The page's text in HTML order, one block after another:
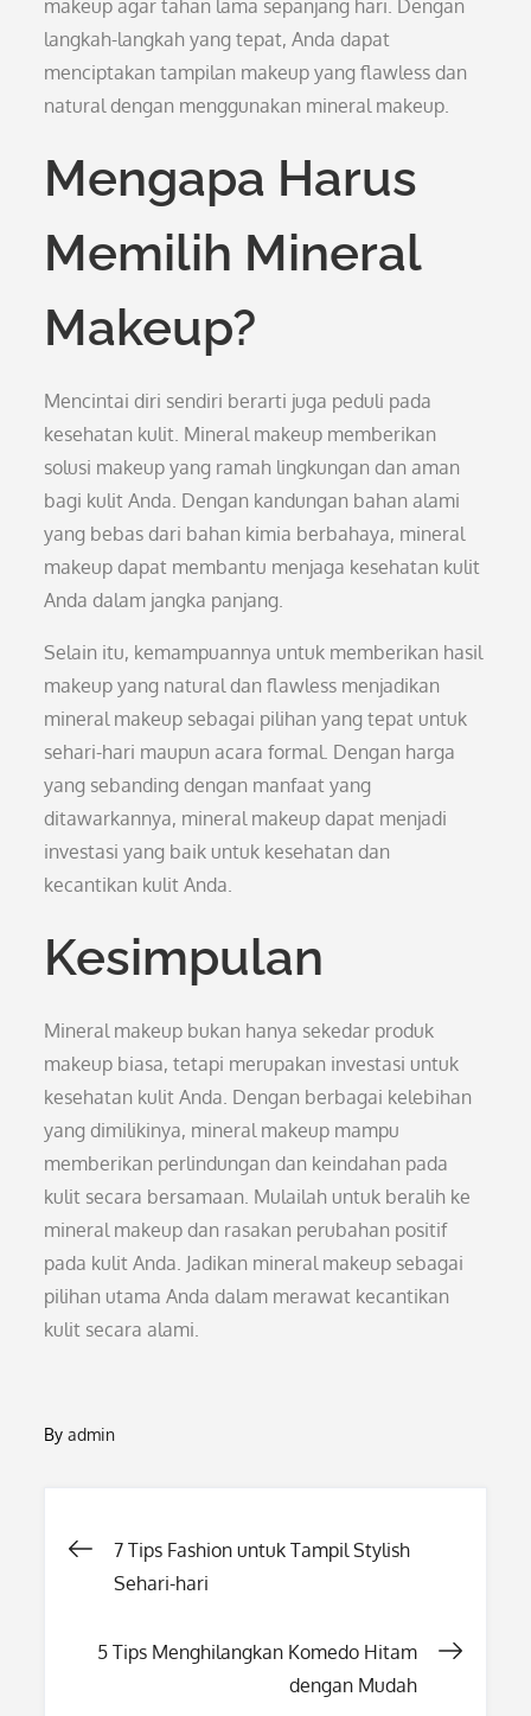
makeup agar tahan lama sepanjang hari. Dengan
langkah-langkah yang tepat, Anda dapat
menciptakan tampilan makeup yang flawless dan
natural dengan menggunakan mineral makeup.
Mengapa Harus
Memilih Mineral
Makeup?
Mencintai diri sendiri berarti juga peduli pada
kesehatan kulit. Mineral makeup memberikan
solusi makeup yang ramah lingkungan dan aman
bagi kulit Anda. Dengan kandungan bahan alami
yang bebas dari bahan kimia berbahaya, mineral
makeup dapat membantu menjaga kesehatan kulit
Anda dalam jangka panjang.
Selain itu, kemampuannya untuk memberikan hasil
makeup yang natural dan flawless menjadikan
mineral makeup sebagai pilihan yang tepat untuk
sehari-hari maupun acara formal. Dengan harga
yang sebanding dengan manfaat yang
ditawarkannya, mineral makeup dapat menjadi
investasi yang baik untuk kesehatan dan
kecantikan kulit Anda.
Kesimpulan
Mineral makeup bukan hanya sekedar produk
makeup biasa, tetapi merupakan investasi untuk
kesehatan kulit Anda. Dengan berbagai kelebihan
yang dimilikinya, mineral makeup mampu
memberikan perlindungan dan keindahan pada
kulit secara bersamaan. Mulailah untuk beralih ke
mineral makeup dan rasakan perubahan positif
pada kulit Anda. Jadikan mineral makeup sebagai
pilihan utama Anda dalam merawat kecantikan
kulit secara alami.
Byadmin
Post
7 Tips Fashion untuk Tampil Stylish
Sehari-hari
5 Tips Menghilangkan Komedo Hitam
dengan Mudah